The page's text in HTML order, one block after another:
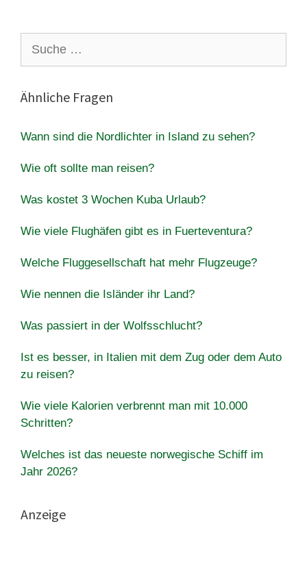
nach:
Ähnliche Fragen
Wann sind die Nordlichter in Island zu sehen?
Wie oft sollte man reisen?
Was kostet 3 Wochen Kuba Urlaub?
Wie viele Flughäfen gibt es in Fuerteventura?
Welche Fluggesellschaft hat mehr Flugzeuge?
Wie nennen die Isländer ihr Land?
Was passiert in der Wolfsschlucht?
Ist es besser, in Italien mit dem Zug oder dem Auto
zu reisen?
Wie viele Kalorien verbrennt man mit 10.000
Schritten?
Welches ist das neueste norwegische Schiff im
Jahr 2026?
Anzeige